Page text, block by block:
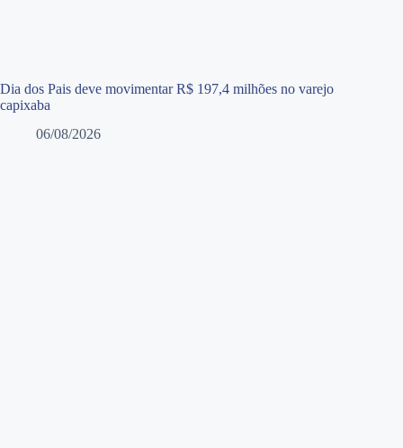
Dia dos Pais deve movimentar R$ 197,4 milhões no varejo
capixaba
06/08/2026